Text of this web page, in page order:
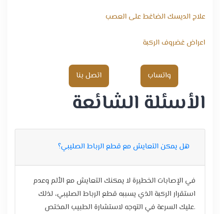
علاج الديسك الضاغط على العصب
اعراض غضروف الركبة
اتصل بنا واتساب
الأسئلة الشائعة
هل يمكن التعايش مع قطع الرباط الصليبي؟
في الإصابات الخطيرة لا يمكنك التعايش مع الألم وعدم
استقرار الركبة الذي يسببه قطع الرباط الصليبي، لذلك
عليك السرعة في التوجه لاستشارة الطبيب المختص.